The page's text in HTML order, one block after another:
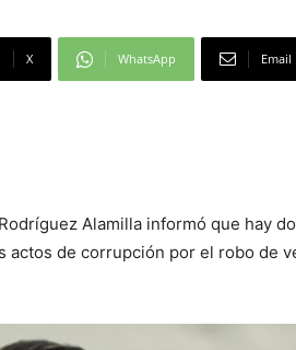
X WhatsApp Email
Alamilla informó que hay
de corrupción por el robo de